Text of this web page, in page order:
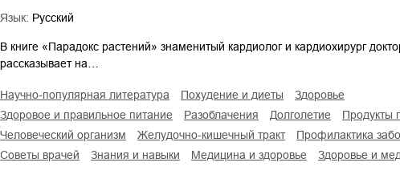
Язык: Русский
В книге «Парадокс растений» знаменитый кардиолог и кардиохирург
рассказывает на…
научно-популярная литература похудение и диеты
здоровье
здоровое и правильное питание
разоблачения долголетие продукты
человеческий организм
желудочно-кишечный тракт
профилактика
советы врачей
знания и навыки медицина и здоровье здоровье и